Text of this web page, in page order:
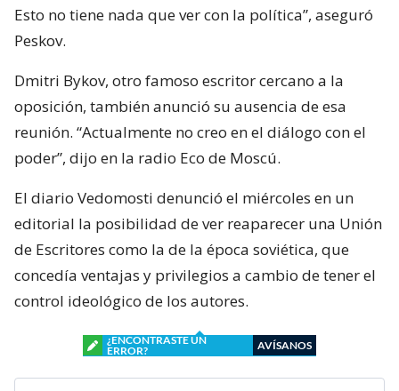
Esto no tiene nada que ver con la política”, aseguró
Peskov.
Dmitri Bykov, otro famoso escritor cercano a la
oposición, también anunció su ausencia de esa
reunión. “Actualmente no creo en el diálogo con el
poder”, dijo en la radio Eco de Moscú.
El diario Vedomosti denunció el miércoles en un
editorial la posibilidad de ver reaparecer una Unión
de Escritores como la de la época soviética, que
concedía ventajas y privilegios a cambio de tener el
control ideológico de los autores.
¿ENCONTRASTE UN
ERROR?
AVÍSANOS